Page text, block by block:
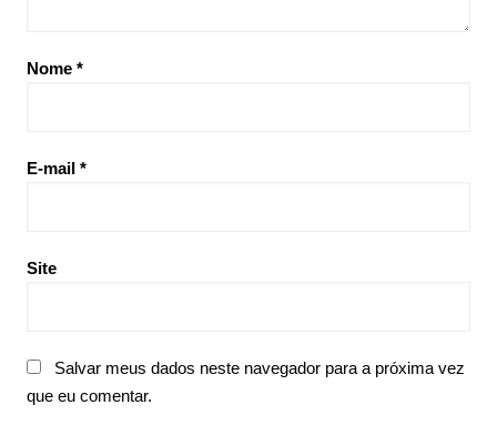
Nome *
E-mail *
Site
Salvar meus dados neste navegador para a próxima vez
que eu comentar.